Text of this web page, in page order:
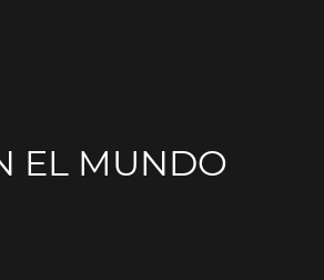
EL MUNDO